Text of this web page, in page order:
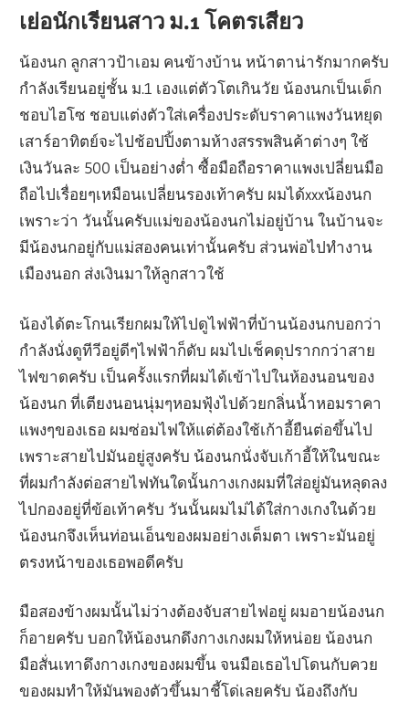
เย่อนักเรียนสาว ม.1 โคตรเสียว
น้องนก ลูกสาวป้าเอม คนข้างบ้าน หน้าตาน่ารักมากครับ
กำลังเรียนอยู่ชั้น ม.1 เองแต่ตัวโตเกินวัย น้องนกเป็นเด็ก
ชอบไฮโซ ชอบแต่งตัวใส่เครื่องประดับราคาแพงวันหยุด
เสาร์อาทิตย์จะไปช้อปปิ้งตามห้างสรรพสินค้าต่างๆ ใช้
เงินวันละ 500 เป็นอย่างต่ำ ซื้อมือถือราคาแพงเปลี่ยนมือ
ถือไปเรื่อยๆเหมือนเปลี่ยนรองเท้าครับ ผมได้xxxน้องนก
เพราะว่า วันนั้นครับแม่ของน้องนกไม่อยู่บ้าน ในบ้านจะ
มีน้องนกอยู่กับแม่สองคนเท่านั้นครับ ส่วนพ่อไปทำงาน
เมืองนอก ส่งเงินมาให้ลูกสาวใช้
น้องได้ตะโกนเรียกผมให้ไปดูไฟฟ้าที่บ้านน้องนกบอกว่า
กำลังนั่งดูทีวีอยู่ดีๆไฟฟ้าก็ดับ ผมไปเช็คดุปรากกว่าสาย
ไฟขาดครับ เป็นครั้งแรกที่ผมได้เข้าไปในห้องนอนของ
น้องนก ที่เตียงนอนนุ่มๆหอมฟุ้งไปด้วยกลิ่นน้ำหอมราคา
แพงๆของเธอ ผมซ่อมไฟให้แต่ต้องใช้เก้าอี้ยืนต่อขึ้นไป
เพราะสายไปมันอยู่สูงครับ น้องนกนั่งจับเก้าอี้ให้ในขณะ
ที่ผมกำลังต่อสายไฟทันใดนั้นกางเกงผมที่ใส่อยู่มันหลุดลง
ไปกองอยู่ที่ข้อเท้าครับ วันนั้นผมไม่ได้ใส่กางเกงในด้วย
น้องนกจึงเห็นท่อนเอ็นของผมอย่างเต็มตา เพราะมันอยู่
ตรงหน้าของเธอพอดีครับ
มือสองข้างผมนั้นไม่ว่างต้องจับสายไฟอยู่ ผมอายน้องนก
ก็อายครับ บอกให้น้องนกดึงกางเกงผมให้หน่อย น้องนก
มือสั่นเทาดึงกางเกงของผมขึ้น จนมือเธอไปโดนกับควย
ของผมทำให้มันพองตัวขึ้นมาชี้โด่เลยครับ น้องถึงกับ